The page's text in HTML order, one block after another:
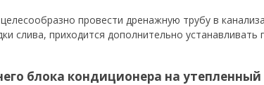
провести дренажную трубу в
слива, приходится дополнительно устанавливать
блока кондиционера на